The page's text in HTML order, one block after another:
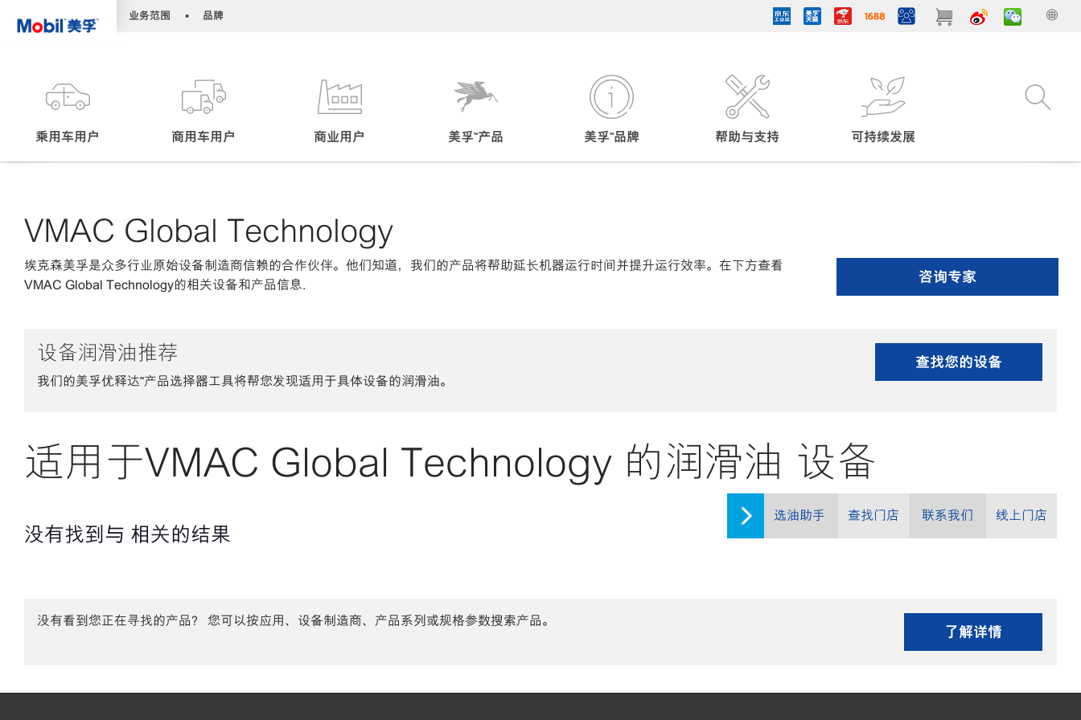
业务范围 • 品牌
乘用车用户 商用车用户 商业用户 美孚™产品 美孚™品牌 帮助与支持 可持续发展
选油助手 查找门店 联系我们 线上门店
VMAC Global Technology
埃克森美孚是众多行业原始设备制造商信赖的合作伙伴。他们知道，我们的产品将帮助延长机器运行时间并提升运行效率。在下方查看
VMAC Global Technology的相关设备和产品信息.
咨询专家
设备润滑油推荐
我们的美孚优释达℠产品选择器工具将帮您发现适用于具体设备的润滑油。
查找您的设备
适用于VMAC Global Technology 的润滑油 设备
没有找到与 相关的结果
没有看到您正在寻找的产品？ 您可以按应用、设备制造商、产品系列或规格参数搜索产品。
了解详情